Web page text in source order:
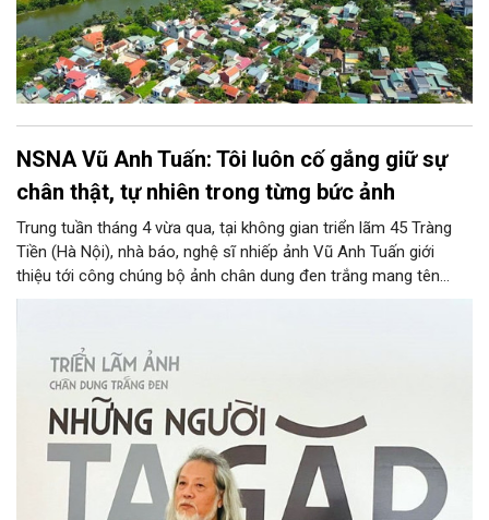
NSNA Vũ Anh Tuấn: Tôi luôn cố gắng giữ sự
chân thật, tự nhiên trong từng bức ảnh
Trung tuần tháng 4 vừa qua, tại không gian triển lãm 45 Tràng
Tiền (Hà Nội), nhà báo, nghệ sĩ nhiếp ảnh Vũ Anh Tuấn giới
thiệu tới công chúng bộ ảnh chân dung đen trắng mang tên
“Những người ta gặp”. 61 tác phẩm được chọn lọc từ hàng trăm
đã mang đến cho người xem nhiều cảm xúc. Mỗi bức ảnh là
một cuộc gặp gỡ, một lát cắt đời sống, ở đó con người hiện lên
thật dung dị, chân thật qua góc nhìn tinh tế của người cầm máy.
Cùng Tạp chí Người Hà Nội lắng nghe những chia sẻ của tác giả
về những “đứa con tinh thần” này để hiểu rõ hơn về hành trình
sáng tác của ông.